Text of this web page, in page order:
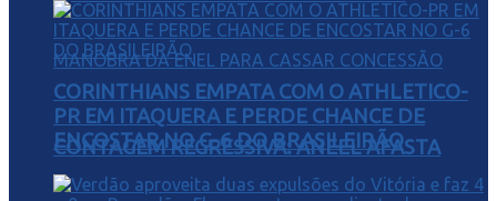
CONTAGEM REGRESSIVA: ANEEL AFASTA
CORINTHIANS EMPATA COM O ATHLETICO-
PR EM ITAQUERA E PERDE CHANCE DE
ENCOSTAR NO G-6 DO BRASILEIRÃO